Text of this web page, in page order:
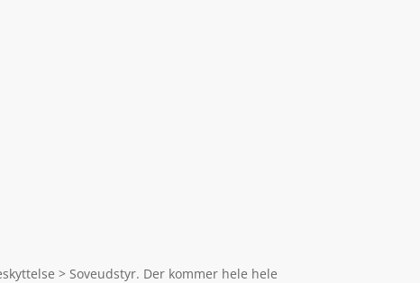
> Soveudstyr. Der kommer hele hele